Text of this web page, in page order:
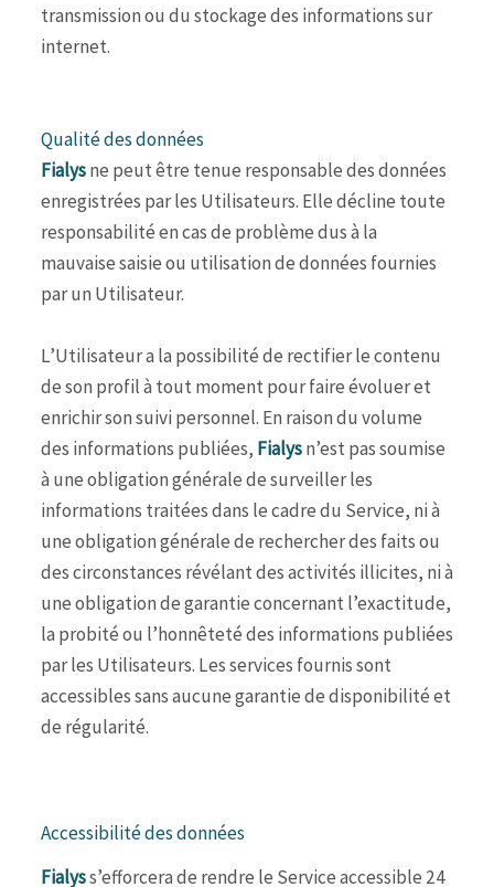
transmission ou du stockage des informations sur
internet.
Qualité des données
Fialysne peut être tenue responsable des données
enregistrées par les Utilisateurs. Elle décline toute
responsabilité en cas de problème dus à la
mauvaise saisie ou utilisation de données fournies
par un Utilisateur.
L’Utilisateur a la possibilité de rectifier le contenu
de son profil à tout moment pour faire évoluer et
enrichir son suivi personnel. En raison du volume
des informations publiées, Fialysn’est pas soumise
à une obligation générale de surveiller les
informations traitées dans le cadre du Service, ni à
une obligation générale de rechercher des faits ou
des circonstances révélant des activités illicites, ni à
une obligation de garantie concernant l’exactitude,
la probité ou l’honnêteté des informations publiées
par les Utilisateurs. Les services fournis sont
accessibles sans aucune garantie de disponibilité et
de régularité.
Accessibilité des données
Fialyss’efforcera de rendre le Service accessible 24